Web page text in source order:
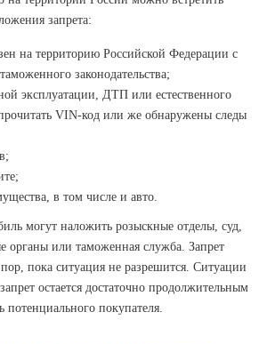
запрета:
на территорию Российской Федерации с
законодательства;
эксплуатации, ДТП или естественного
VIN-код или же обнаружены следы
в том числе и авто.
могут наложить розыскные отделы, суд,
органы или таможенная служба. Запрет
пор, пока ситуация не разрешится. Ситуации
остается достаточно продолжительным
потенциального покупателя.